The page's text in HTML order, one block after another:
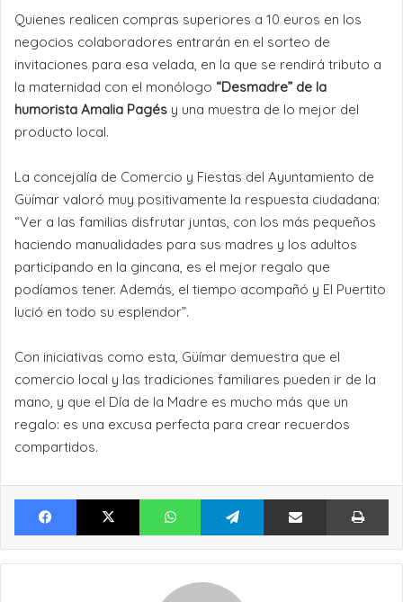
Quienes realicen compras superiores a 10 euros en los
negocios colaboradores entrarán en el sorteo de
invitaciones para esa velada, en la que se rendirá tributo a
la maternidad con el monólogo “Desmadre” de la
humorista Amalia Pagés y una muestra de lo mejor del
producto local.
La concejalía de Comercio y Fiestas del Ayuntamiento de
Güímar valoró muy positivamente la respuesta ciudadana:
“Ver a las familias disfrutar juntas, con los más pequeños
haciendo manualidades para sus madres y los adultos
participando en la gincana, es el mejor regalo que
podíamos tener. Además, el tiempo acompañó y El Puertito
lució en todo su esplendor”.
Con iniciativas como esta, Güímar demuestra que el
comercio local y las tradiciones familiares pueden ir de la
mano, y que el Día de la Madre es mucho más que un
regalo: es una excusa perfecta para crear recuerdos
compartidos.
Facebook X WhatsApp Telegram Compartir por Email